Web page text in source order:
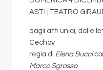
ASTI | TEATRO
dagli atti unici, dalle
Cechov
regia di Elena Bucci
Marco Sgrosso